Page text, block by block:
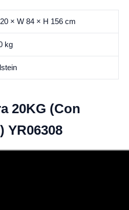
× W 84 × H 156 cm
kg
20KG (Con
YR06308